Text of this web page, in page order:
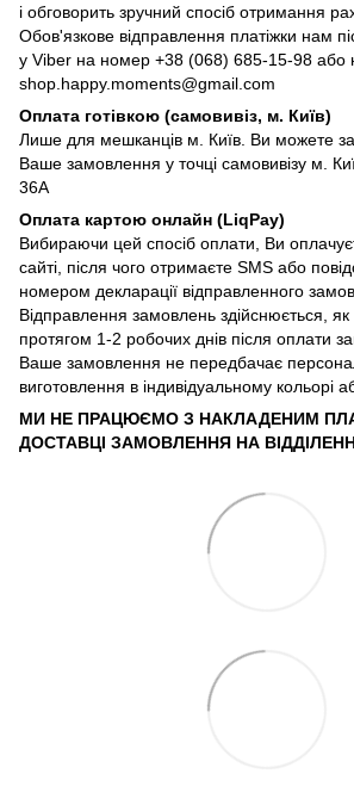
і обговорить зручний спосіб отримання
Обов'язкове відправлення платіжки нам
у Viber на номер +38 (068) 685-15-98 або
shop.happy.moments@gmail.com
Оплата готівкою (самовивіз, м. Київ)
Лише для мешканців м. Київ. Ви можете
Ваше замовлення у точці самовивізу м.
36А
Оплата картою онлайн (LiqPay)
Вибираючи цей спосіб оплати, Ви
сайті, після чого отримаєте SMS або
номером декларації відправленного
Відправлення замовлень здійснюється, як
протягом 1-2 робочих днів після оплати
Ваше замовлення не передбачає
виготовлення в індивідуальному кольорі
МИ НЕ ПРАЦЮЄМО З НАКЛАДЕНИМ
ДОСТАВЦІ ЗАМОВЛЕННЯ НА